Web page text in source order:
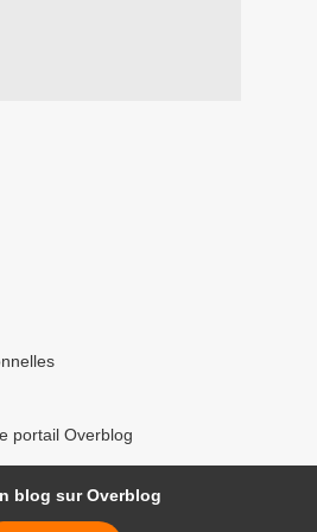
portail Overblog
blog sur Overblog